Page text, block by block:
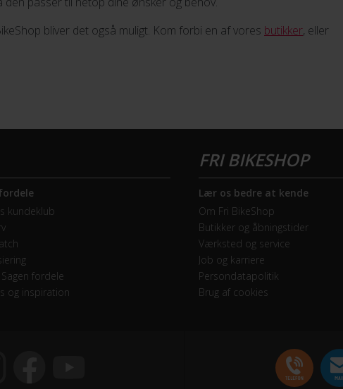
bliver det også muligt. Kom forbi en af vores butikker, eller
kundeklub
fordele
og inspiration
Lær os bedre at kende
Om Fri BikeShop
Butikker og åbningstider
Værksted og service
Job og karriere
Persondatapolitik
Brug af cookies